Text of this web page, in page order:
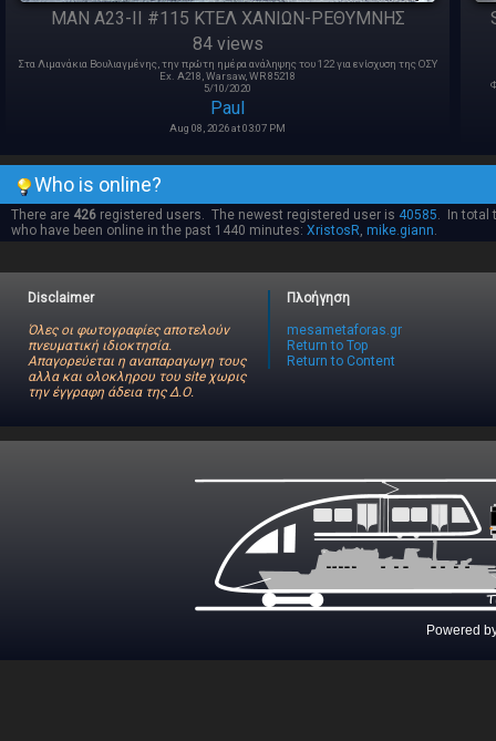
MAN A23-II #115 ΚΤΕΛ ΧΑΝΙΩΝ-ΡΕΘΥΜΝΗΣ
84 views
Στα Λιμανάκια Βουλιαγμένης, την πρώτη ημέρα ανάληψης του 122 για ενίσχυση της ΟΣΥ
Ex. A218, Warsaw, WR 85218
5/10/2020
Paul
Aug 08, 2026 at 03:07 PM
Who is online?
There are 426 registered users. The newest registered user is 40585. In total
who have been online in the past 1440 minutes: XristosR, mike.giann.
Disclaimer
Όλες οι φωτογραφίες αποτελούν
πνευματική ιδιοκτησία.
Απαγορεύεται η αναπαραγωγη τους
αλλα και ολοκληρου του site χωρις
την έγγραφη άδεια της Δ.Ο.
Πλοήγηση
mesametaforas.gr
Return to Top
Return to Content
Powered